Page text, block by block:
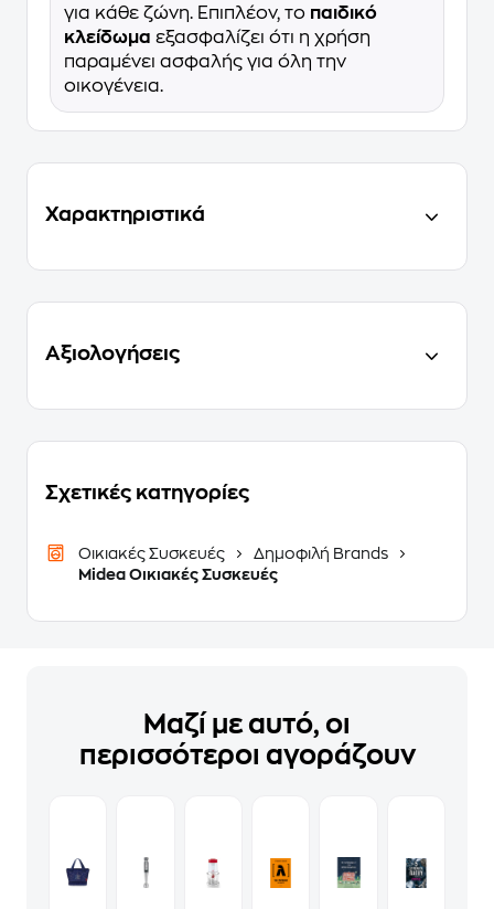
για κάθε ζώνη. Επιπλέον, το παιδικό
κλείδωμα εξασφαλίζει ότι η χρήση
παραμένει ασφαλής για όλη την
οικογένεια.
Χαρακτηριστικά
Αξιολογήσεις
Σχετικές κατηγορίες
Οικιακές Συσκευές
Δημοφιλή Brands
Midea Οικιακές Συσκευές
Μαζί με αυτό, οι
περισσότεροι αγοράζουν